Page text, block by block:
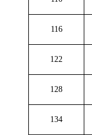
116
122
128
134